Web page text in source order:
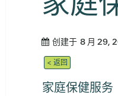
创建于 8 月 29,
< 返回
家庭保健服务